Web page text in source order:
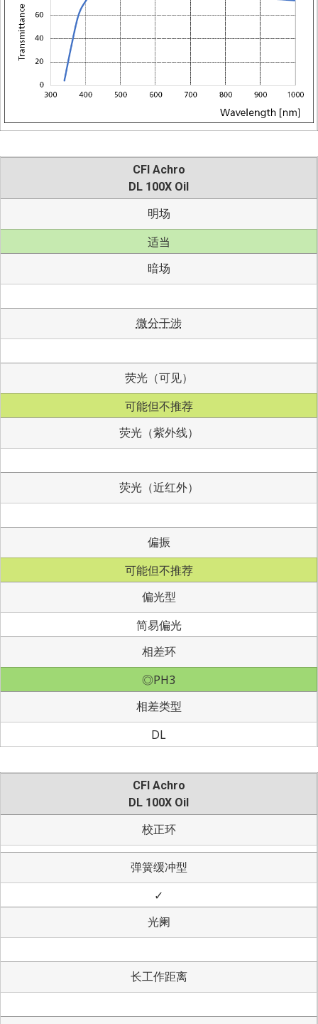
CFI Achro
DL 100X Oil
明场
适当
暗场
微分干涉
荧光（可见）
可能但不推荐
荧光（紫外线）
荧光（近红外）
偏振
可能但不推荐
偏光型
简易偏光
相差环
◎PH3
相差类型
DL
CFI Achro
DL 100X Oil
校正环
弹簧缓冲型
✓
光阑
长工作距离